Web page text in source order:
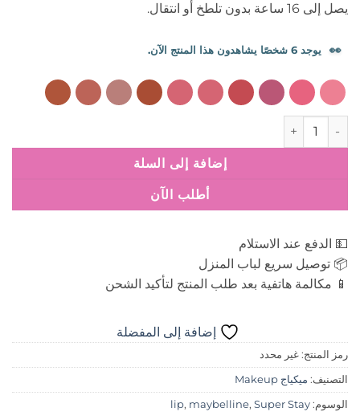
خلال
يصل إلى 16 ساعة بدون تلطخ أو انتقال.
👀 يوجد 6 شخصًا يشاهدون هذا المنتج الآن.
كمية مايبيلين سوبر ستاي ماط انك
إضافة إلى السلة
أطلب الآن
💵 الدفع عند الاستلام
📦 توصيل سريع لباب المنزل
📱 مكالمة هاتفية بعد طلب المنتج لتأكيد الشحن
إضافة إلى المفضلة
رمز المنتج: غير محدد
التصنيف: ميكياج Makeup
الوسوم: lip, maybelline, Super Stay